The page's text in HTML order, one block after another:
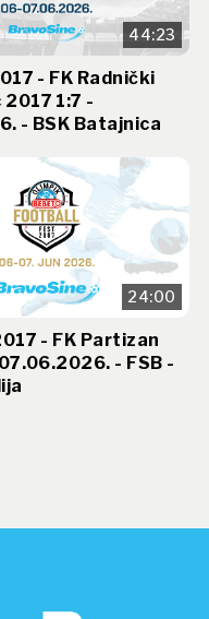
44:23
- FK Radnički
1:7 -
- BSK Batajnica
24:00
- FK Partizan
- FSB -